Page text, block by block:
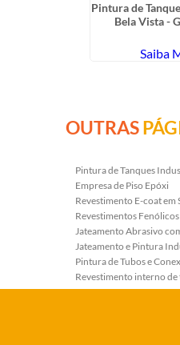
Pintura de
Bela Vista -
Saiba
OUTRAS
Pintura de Tanques
Empresa de Piso Epóxi
Revestimento E-coat em
Revestimentos Fenólicos
Jateamento Abrasivo
Jateamento e Pintura
Pintura de Tubos e
Revestimento interno de
Serviço de Jateamento e